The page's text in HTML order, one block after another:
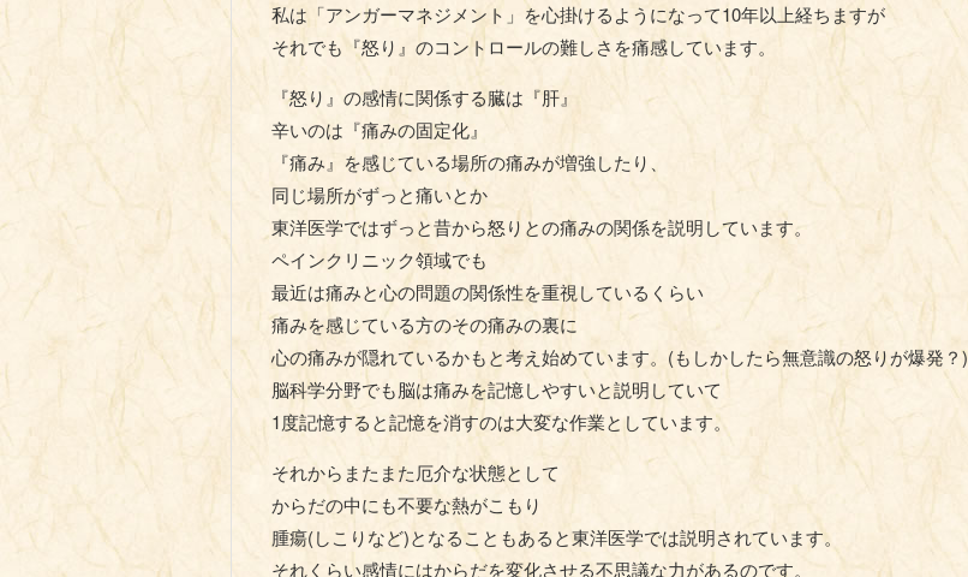
私は「アンガーマネジメント」を心掛けるようになって10年以上経ちますが
それでも『怒り』のコントロールの難しさを痛感しています。
『怒り』の感情に関係する臓は『肝』
辛いのは『痛みの固定化』
『痛み』を感じている場所の痛みが増強したり、
同じ場所がずっと痛いとか
東洋医学ではずっと昔から怒りとの痛みの関係を説明しています。
ペインクリニック領域でも
最近は痛みと心の問題の関係性を重視しているくらい
痛みを感じている方のその痛みの裏に
心の痛みが隠れているかもと考え始めています。(もしかしたら無意識の怒りが爆発？)
脳科学分野でも脳は痛みを記憶しやすいと説明していて
1度記憶すると記憶を消すのは大変な作業としています。
それからまたまた厄介な状態として
からだの中にも不要な熱がこもり
腫瘍(しこりなど)となることもあると東洋医学では説明されています。
それくらい感情にはからだを変化させる不思議な力があるのです。